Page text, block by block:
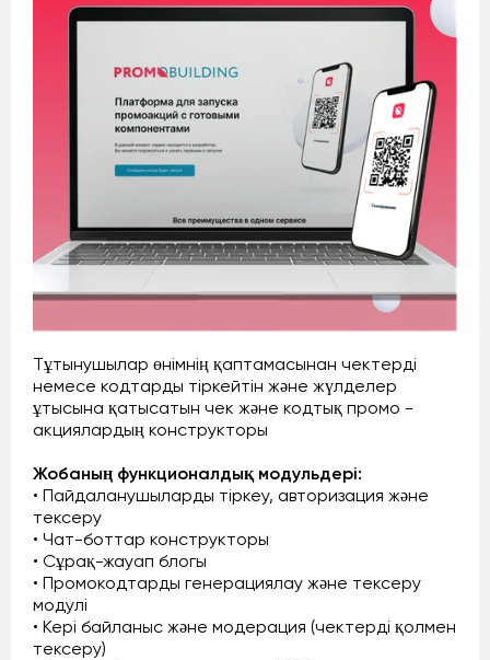
Тұтынушылар өнімнің қаптамасынан чектерді
немесе кодтарды тіркейтін және жүлделер
ұтысына қатысатын чек және кодтық промо -
акциялардың конструкторы
Жобаның функционалдық модульдері:
• Пайдаланушыларды тіркеу, авторизация және
тексеру
• Чат-боттар конструкторы
• Сұрақ-жауап блогы
• Промокодтарды генерациялау және тексеру
модулі
• Кері байланыс және модерация (чектерді қолмен
тексеру)